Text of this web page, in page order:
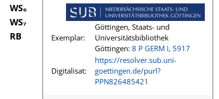
WS₆
WS₇
RB
Exemplar:
Göttingen, Staats- und
Universitätsbibliothek
Göttingen: 8 P GERM I, 5917
Digitalisat:
https://resolver.sub.uni-
goettingen.de/purl?
PPN826485421